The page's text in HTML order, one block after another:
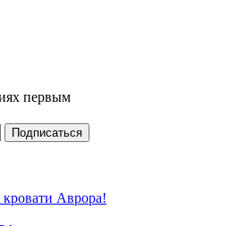
первым
Аврора!